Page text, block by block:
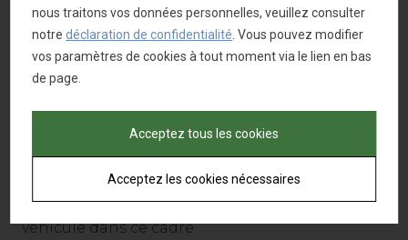
quarts de leur flotte,
composée
principalement de
véhicules utilitaires légers,
pour les voitures
particulières. C’est donc
un plaisir de remettre
aujourd’hui ce magnifique
véhicule dans ce cadre
nous traitons vos données personnelles, veuillez consulter
notredéclaration de confidentialité . Vous pouvez modifier
vos paramètres de cookies à tout moment via le lien en bas
de page.
Acceptez tous les cookies
Acceptez les cookies nécessaires